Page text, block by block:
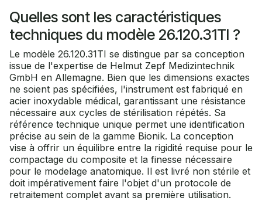
Quelles sont les caractéristiques
techniques du modèle 26.120.31TI ?
Le modèle 26.120.31TI se distingue par sa conception
issue de l'expertise de Helmut Zepf Medizintechnik
GmbH en Allemagne. Bien que les dimensions exactes
ne soient pas spécifiées, l'instrument est fabriqué en
acier inoxydable médical, garantissant une résistance
nécessaire aux cycles de stérilisation répétés. Sa
référence technique unique permet une identification
précise au sein de la gamme Bionik. La conception
vise à offrir un équilibre entre la rigidité requise pour le
compactage du composite et la finesse nécessaire
pour le modelage anatomique. Il est livré non stérile et
doit impérativement faire l'objet d'un protocole de
retraitement complet avant sa première utilisation.